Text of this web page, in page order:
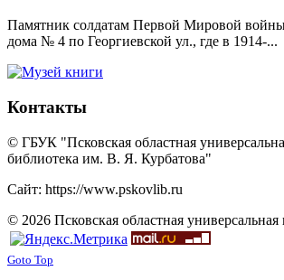
Памятник солдатам Первой Мировой
дома № 4 по Георгиевской ул., где в 1914-...
Контакты
© ГБУК "Псковская областная
библиотека им. В. Я. Курбатова"
Сайт: https://www.pskovlib.ru
© 2026 Псковская областная универсальная
Goto Top